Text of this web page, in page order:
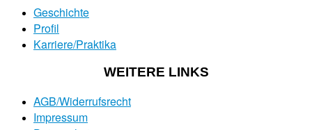
Geschichte
Profil
Karriere/Praktika
WEITERE LINKS
AGB/Widerrufsrecht
Impressum